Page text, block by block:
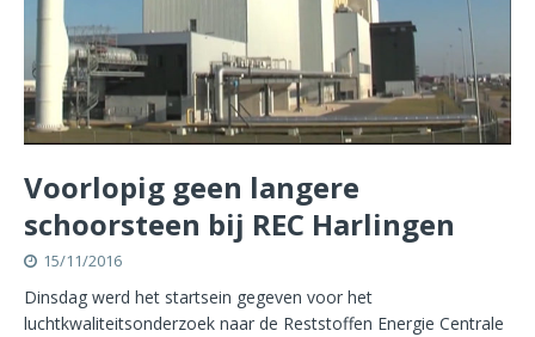
Voorlopig geen langere
schoorsteen bij REC Harlingen
15/11/2016
Dinsdag werd het startsein gegeven voor het
luchtkwaliteitsonderzoek naar de Reststoffen Energie Centrale